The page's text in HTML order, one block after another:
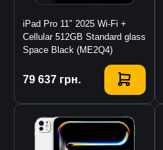
iPad Pro 11″ 2025 Wi-Fi +
Cellular 512GB Standard glass
Space Black (ME2Q4)
79 637 грн.
Купити